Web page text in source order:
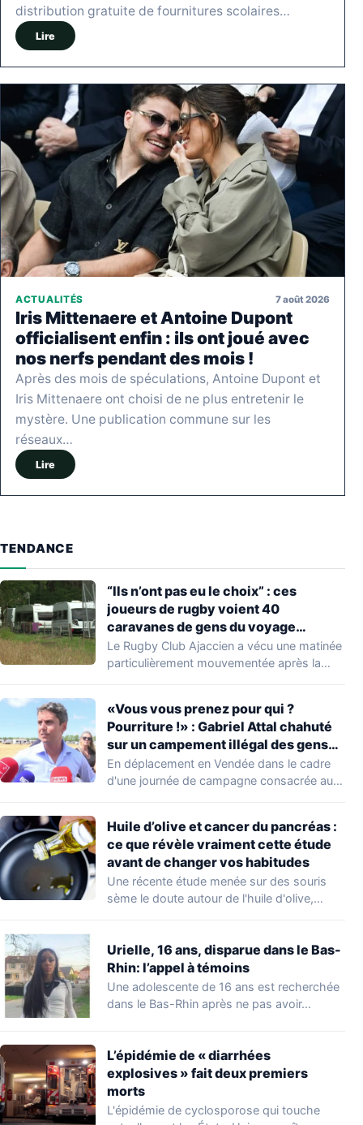
distribution gratuite de fournitures scolaires…
Lire
ACTUALITÉS 7 août 2026
Iris Mittenaere et Antoine Dupont
officialisent enfin : ils ont joué avec
nos nerfs pendant des mois !
Après des mois de spéculations, Antoine Dupont et
Iris Mittenaere ont choisi de ne plus entretenir le
mystère. Une publication commune sur les
réseaux…
Lire
TENDANCE
“Ils n’ont pas eu le choix” : ces
joueurs de rugby voient 40
caravanes de gens du voyage
s’installer dans leur stade, ils les
délogent en moins d’1 heure
Le Rugby Club Ajaccien a vécu une matinée
particulièrement mouvementée après la
«Vous vous prenez pour qui ?
Pourriture !» : Gabriel Attal chahuté
sur un campement illégal des gens
du voyage
En déplacement en Vendée dans le cadre
d'une journée de campagne consacrée aux
Huile d’olive et cancer du pancréas :
ce que révèle vraiment cette étude
avant de changer vos habitudes
Une récente étude menée sur des souris
sème le doute autour de l'huile d'olive,…
Urielle, 16 ans, disparue dans le Bas-
Rhin: l’appel à témoins
Une adolescente de 16 ans est recherchée
dans le Bas-Rhin après ne pas avoir…
L’épidémie de « diarrhées
explosives » fait deux premiers
morts
L'épidémie de cyclosporose qui touche